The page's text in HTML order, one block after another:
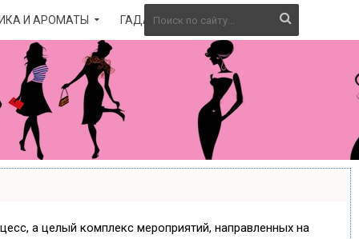
И АРОМАТЫ ГАДАНИЕ
а целый комплекс мероприятий, направленных на